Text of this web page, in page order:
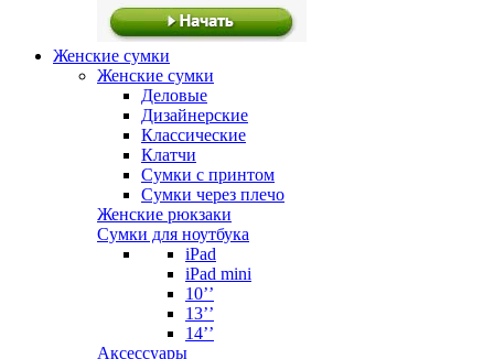
Женские сумки
Женские сумки
Деловые
Дизайнерские
Классические
Клатчи
Сумки с принтом
Сумки через плечо
Женские рюкзаки
Сумки для ноутбука
iPad
iPad mini
10’’
13’’
14’’
Аксессуары